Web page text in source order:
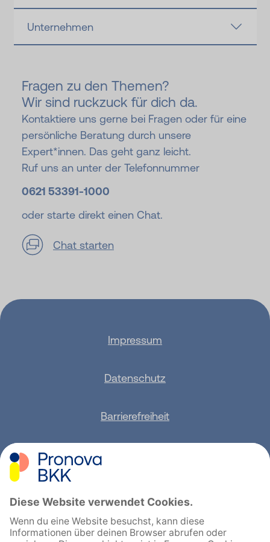
Unternehmen
Fragen zu den Themen?
Wir sind ruckzuck für dich da.
Kontaktiere uns gerne bei Fragen oder für eine
persönliche Beratung durch unsere
Expert*innen. Das geht ganz leicht.
Ruf uns an unter der Telefonnummer
0621 53391-1000
oder starte direkt einen Chat.
Chat starten
Impressum
Datenschutz
Barrierefreiheit
English